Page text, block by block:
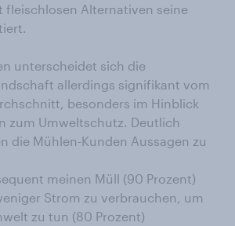
fleischlosen Alternativen seine
unterscheidet sich die
allerdings signifikant vom
besonders im Hinblick
zum Umweltschutz. Deutlich
die Mühlen-Kunden Aussagen zu
meinen Müll (90 Prozent)
Strom zu verbrauchen, um
zu tun (80 Prozent)